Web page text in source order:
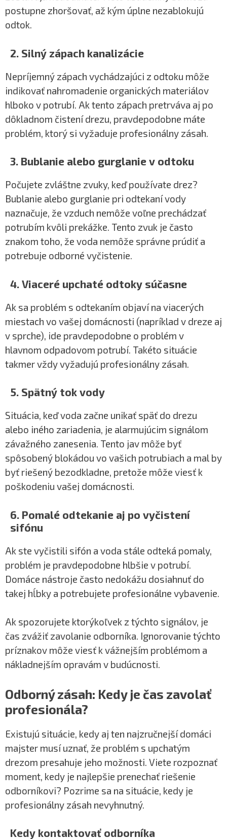
postupne zhoršovať, až kým úplne nezablokujú
odtok.
2. Silný zápach kanalizácie
Nepríjemný zápach vychádzajúci z odtoku môže
indikovať nahromadenie organických materiálov
hlboko v potrubí. Ak tento zápach pretrváva aj po
dôkladnom čistení drezu, pravdepodobne máte
problém, ktorý si vyžaduje profesionálny zásah.
3. Bublanie alebo gurglanie v odtoku
Počujete zvláštne zvuky, keď používate drez?
Bublanie alebo gurglanie pri odtekaní vody
naznačuje, že vzduch nemôže voľne prechádzať
potrubím kvôli prekážke. Tento zvuk je často
znakom toho, že voda nemôže správne prúdiť a
potrebuje odborné vyčistenie.
4. Viaceré upchaté odtoky súčasne
Ak sa problém s odtekaním objaví na viacerých
miestach vo vašej domácnosti (napríklad v dreze aj
v sprche), ide pravdepodobne o problém v
hlavnom odpadovom potrubí. Takéto situácie
takmer vždy vyžadujú profesionálny zásah.
5. Spätný tok vody
Situácia, keď voda začne unikať späť do drezu
alebo iného zariadenia, je alarmujúcim signálom
závažného zanesenia. Tento jav môže byť
spôsobený blokádou vo vašich potrubiach a mal by
byť riešený bezodkladne, pretože môže viesť k
poškodeniu vašej domácnosti.
6. Pomalé odtekanie aj po vyčistení
sifónu
Ak ste vyčistili sifón a voda stále odteká pomaly,
problém je pravdepodobne hlbšie v potrubí.
Domáce nástroje často nedokážu dosiahnuť do
takej hĺbky a potrebujete profesionálne vybavenie.
Ak spozorujete ktorýkoľvek z týchto signálov, je
čas zvážiť zavolanie odborníka. Ignorovanie týchto
príznakov môže viesť k vážnejším problémom a
nákladnejším opravám v budúcnosti.
Odborný zásah: Kedy je čas zavolať
profesionála?
Existujú situácie, kedy aj ten najzručnejší domáci
majster musí uznať, že problém s upchatým
drezom presahuje jeho možnosti. Viete rozpoznať
moment, kedy je najlepšie prenechať riešenie
odborníkovi? Pozrime sa na situácie, kedy je
profesionálny zásah nevyhnutný.
Kedy kontaktovať odborníka